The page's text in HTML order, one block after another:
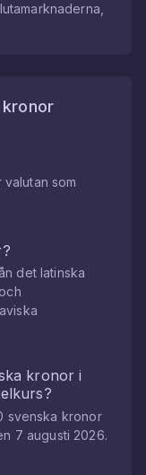
som
det latinska
kronor i
svenska kronor
7 augusti 2026.